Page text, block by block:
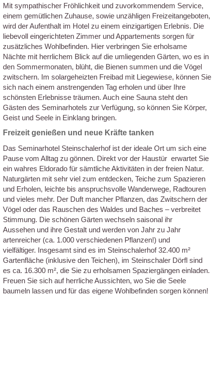
Mit sympathischer Fröhlichkeit und zuvorkommendem Service,
einem gemütlichen Zuhause, sowie unzähligen Freizeitangeboten,
wird der Aufenthalt im Hotel zu einem einzigartigen Erlebnis. Die
liebevoll eingerichteten Zimmer und Appartements sorgen für
zusätzliches Wohlbefinden. Hier verbringen Sie erholsame
Nächte mit herrlichem Blick auf die umliegenden Gärten, wo es in
den Sommermonaten, blüht, die Bienen summen und die Vögel
zwitschern. Im solargeheizten Freibad mit Liegewiese, können Sie
sich nach einem anstrengenden Tag erholen und über Ihre
schönsten Erlebnisse träumen. Auch eine Sauna steht den
Gästen des Seminarhotels zur Verfügung, so können Sie Körper,
Geist und Seele in Einklang bringen.
Freizeit genießen und neue Kräfte tanken
Das Seminarhotel Steinschalerhof ist der ideale Ort um sich eine
Pause vom Alltag zu gönnen. Direkt vor der Haustür erwartet Sie
ein wahres Eldorado für sämtliche Aktivitäten in der freien Natur.
Naturgärten mit sehr viel zum entdecken, Teiche zum Spazieren
und Erholen, leichte bis anspruchsvolle Wanderwege, Radtouren
und vieles mehr. Der Duft mancher Pflanzen, das Zwitschern der
Vögel oder das Rauschen des Waldes und Baches – verbreitet
Stimmung. Die schönen Gärten wechseln saisonal ihr
Aussehen und ihre Gestalt und werden von Jahr zu Jahr
artenreicher (ca. 1.000 verschiedenen Pflanzen!) und
vielfältiger. Insgesamt sind es im Steinschalerhof 32.400 m²
Gartenfläche (inklusive den Teichen), im Steinschaler Dörfl sind
es ca. 16.300 m², die Sie zu erholsamen Spaziergängen einladen.
Freuen Sie sich auf herrliche Aussichten, wo Sie die Seele
baumeln lassen und für das eigene Wohlbefinden sorgen können!